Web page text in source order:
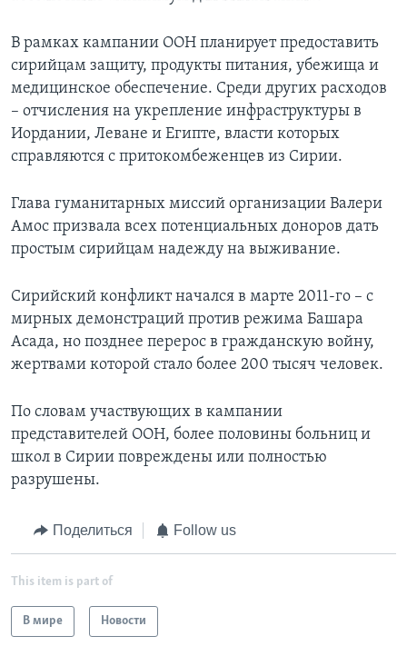
В рамках кампании ООН планирует предоставить
сирийцам защиту, продукты питания, убежища и
медицинское обеспечение. Среди других расходов
– отчисления на укрепление инфраструктуры в
Иордании, Леване и Египте, власти которых
справляются с притокомбеженцев из Сирии.
Глава гуманитарных миссий организации Валери
Амос призвала всех потенциальных доноров дать
простым сирийцам надежду на выживание.
Сирийский конфликт начался в марте 2011-го – с
мирных демонстраций против режима Башара
Асада, но позднее перерос в гражданскую войну,
жертвами которой стало более 200 тысяч человек.
По словам участвующих в кампании
представителей ООН, более половины больниц и
школ в Сирии повреждены или полностью
разрушены.
Поделиться Follow us
This item is part of
В мире Новости